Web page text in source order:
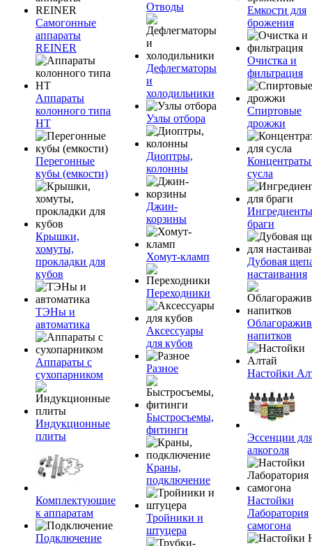
Самогонные
аппараты
REINER
Аппараты
колонного типа
НТ
Перегонные
кубы (емкости)
Крышки,
хомуты,
прокладки для
кубов
ТЭНы и
автоматика
Аппараты с
сухопарником
Индукционные
плиты
Комплектующие
к аппаратам
Подключение
Отводы
Дефлегматоры
и
холодильники
Узлы отбора
Диоптры,
колонны
Джин-
корзины
Хомут-кламп
Переходники
Аксессуары
для кубов
Разное
Быстросъемы,
фитинги
Краны,
подключение
Тройники и
штуцера
Емкости для
брожения
Очистка и
фильтрация
Спиртовые
дрожжи
сусла
браги
Дубовая
настаивания
напитков
Настойки
Эссенции
алкоголя
Настойки
Лаборатория
самогона